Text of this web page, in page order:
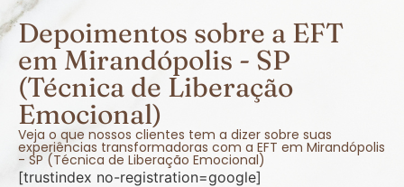
Depoimentos sobre a EFT
em Mirandópolis - SP
(Técnica de Liberação
Emocional)
Veja o que nossos clientes tem a dizer sobre suas
experiências transformadoras com a EFT em Mirandópolis
- SP (Técnica de Liberação Emocional)
[trustindex no-registration=google]